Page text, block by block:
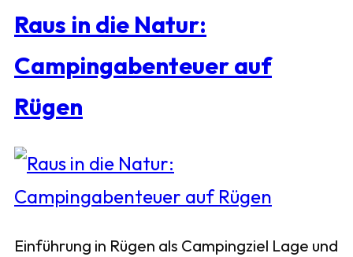
Raus in die Natur:
Campingabenteuer auf
Rügen
Einführung in Rügen als Campingziel Lage und